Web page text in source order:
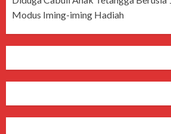
Modus Iming-iming Hadiah